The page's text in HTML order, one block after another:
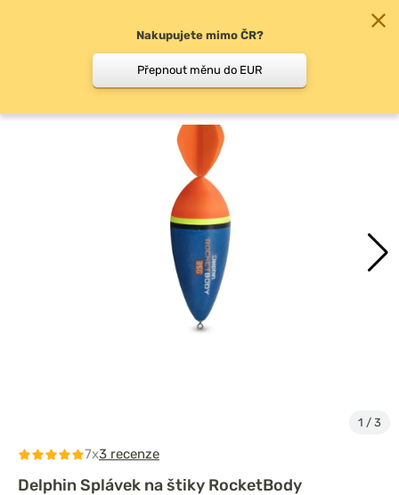
Splávky na dravce
1 / 3
7x3 recenze
Delphin Splávek na štiky RocketBody
Nakupujete mimo ČR?
Přepnout měnu do EUR